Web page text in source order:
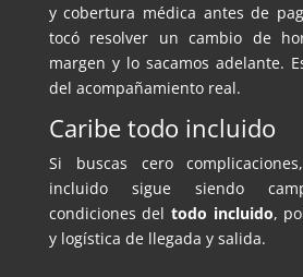
y cobertura médica antes de
tocó resolver un cambio de
margen y lo sacamos adelante.
del acompañamiento real.
Caribe todo incluido
Si buscas cero
incluido sigue siendo
condiciones del todo incluido,
y logística de llegada y salida.